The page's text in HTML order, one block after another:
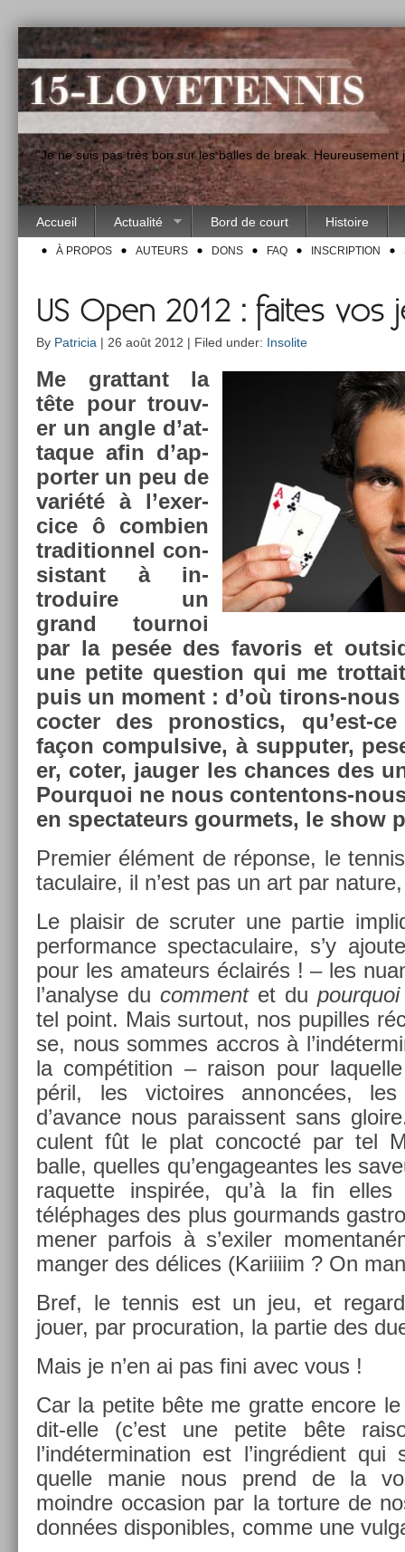
"Je ne suis pas très bon sur les balles de break.
Accueil Actualité Bord de court Histoire
À PROPOS AUTEURS DONS FAQ INSCRIPTION
US Open 2012 : faites vos
By Patricia | 26 août 2012 | Filed under: Insolite
Me grat­tant la
tête pour trouv­
er un angle d’at­
taque afin d’ap­
port­er un peu de
variété à l’exer­
cice ô com­bi­en
tradition­nel con­
sis­tant à in­
troduire un
grand tour­noi
par la pesée des favoris et
une petite ques­tion qui me
puis un mo­ment : d’où tirons-
coct­er des pro­nos­tics, qu’est-
façon com­pul­sive, à sup­put­er,
er, coter, jaug­er les chan­ces des
Pour­quoi ne nous contentons-
en spec­tateurs gour­mets, le show
Pre­mi­er élément de réponse, le
taculaire, il n’est pas un art par
Le plaisir de scrut­er une par­tie
per­for­mance spec­taculaire, s’y
pour les amateurs éclairés ! – les
l’analyse du com­mentet du pour­quoi
tel point. Mais sur­tout, nos pupil­les
se, nous som­mes accros à
la com­péti­tion – raison pour
péril, les vic­toires an­noncées,
d’avan­ce nous para­is­sent sans
culent fût le plat con­cocté par tel
balle, quel­les qu’en­gagean­tes les
raquet­te in­spir­ée, qu’à la fin
téléphages des plus gour­mands
mener par­fois à s’exil­er
man­g­er des délices (Kariiiim ? On
Bref, le ten­nis est un jeu, et
jouer, par pro­cura­tion, la par­tie des
Mais je n’en ai pas fini avec vous !
Car la petite bête me grat­te en­core
dit-elle (c’est une petite bête
l’indéter­mina­tion est l’ingrédient
quel­le manie nous prend de la
moindre oc­cas­ion par la tor­ture de
données dis­ponib­les, comme une